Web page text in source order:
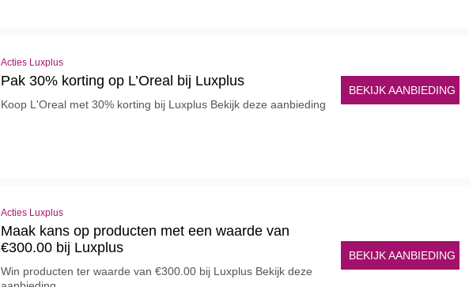
Acties Luxplus
Pak 30% korting op L’Oreal bij Luxplus
Koop L'Oreal met 30% korting bij Luxplus Bekijk deze aanbieding
BEKIJK AANBIEDING
Acties Luxplus
Maak kans op producten met een waarde van
€300.00 bij Luxplus
Win producten ter waarde van €300.00 bij Luxplus Bekijk deze
BEKIJK AANBIEDING